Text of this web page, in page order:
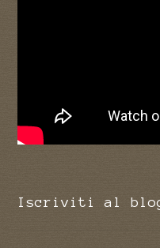
Iscriviti al